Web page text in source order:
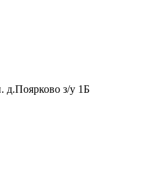
д.Поярково з/у 1Б